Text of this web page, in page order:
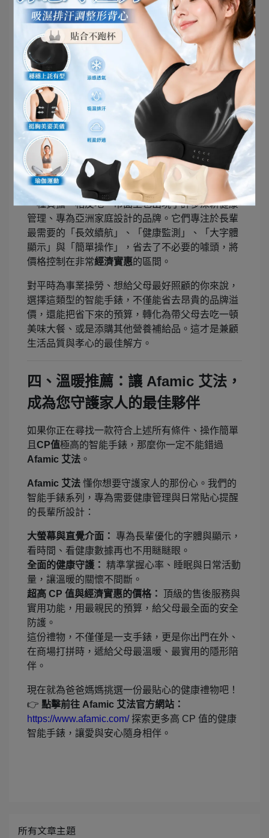
擔。市面上動輒上萬元的旗艦科技手錶，很多複雜
功能（如行動支付、深度運動功能）長輩其實用不
到。挑選價格經濟實惠
、核心健康功能一應俱全的
款式，才是最聰明的消費決策。
三、兼顧預算與孝心：如何用最
合理的預算買到最好的防護？
在商場上，我們講求投資報酬率；在生活中送禮，
我們則追求
與溫暖心意的完美平衡。
市面上的智能手錶百百款，高端品牌的價格往往讓
人卻步，且許多繁雜的商務功能對長輩而言反而是
一種負擔。相反地，市面上也出現了許多深耕健康
管理、專為亞洲家庭設計的品牌。它們專注於長輩
最需要的「長效續航」、「健康監測」、「大字體
顯示」與「簡單操作」，省去了不必要的噱頭，將
價格控制在非常經濟實惠的區間。
對平時為事業操勞、想給父母最好照顧的你來說，
選擇這類型的智能手錶，不僅能省去昂貴的品牌溢
價，還能把省下來的預算，轉化為帶父母去吃一頓
美味大餐、或是添購其他營養補給品。這才是兼顧
生活品質與孝心的最佳解方。
四、溫暖推薦：讓 Afamic 艾法，
成為您守護家人的最佳夥伴
如果你正在尋找一款符合上述所有條件、操作簡單
且 CP值極高的智能手錶，那麼你一定不能錯過
Afamic 艾法 。
Afamic 艾法 懂你想要守護家人的那份心。我們的
智能手錶系列，專為需要健康管理與日常貼心提醒
的長輩所設計：
大螢幕與直覺介面： 專為長輩優化的字體與顯示，
看時間、看健康數據再也不用瞇瞇眼。
全面的健康守護： 精準掌握心率、睡眠與日常活動
量，讓溫暖的關懷不間斷。
超高 CP 值與經濟實惠的價格：
頂級的售後服務與
實用功能，用最親民的預算，給父母最全面的安全
防護。
這份禮物，不僅僅是一支手錶，更是你出門在外、
在商場打拼時，遞給父母最溫暖、最實用的隱形陪
伴。
現在就為爸爸媽媽挑選一份最貼心的健康禮物吧！
👉 點擊前往 Afamic 艾法官方網站：
https://www.afamic.com/探索更多高 CP 值的健康
智能手錶，讓愛與安心隨身相伴。
所有文章主題